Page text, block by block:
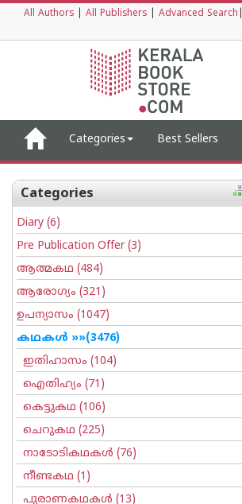
All Authors All Publishers Advanced Search
Categories Best Sellers
Categories
Diary (6)
Pre Publication Offer(3)
ആത്മകഥ (484)
ആരോഗ്യം (321)
ഉപന്യാസം (1047)
കഥകള്‍ »»(3476)
ഇതിഹാസം (104)
ഐതിഹ്യം (71)
കെട്ടുകഥ (106)
ചെറുകഥ (225)
നാടോടികഥകള്‍ (76)
നീണ്ടകഥ (1)
പുരാണകഥകള്‍ (13)